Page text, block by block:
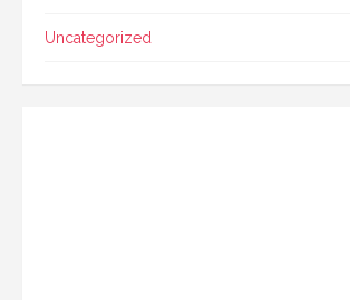
Uncategorized